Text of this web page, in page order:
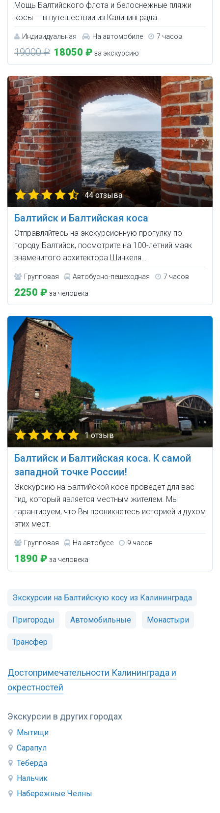
Экскурсии в других городах
Мытищи
Сарапул
Теберда
Нальчик
Набережные Челны
Мощь Балтийского флота и белоснежные пляжи
косы — в путешествии из Калининграда.
Индивидуальная На автомобиле 7 часов
19000 ₽ 18050 ₽ за экскурсию
44 отзыва
Балтийск и Балтийская коса
Отправляйтесь на экскурсионную прогулку по
городу Балтийск, посмотрите на 100-летний маяк
знаменитого архитектора Шинкеля…
Групповая Автобусно-пешеходная 7 часов
2250 ₽ за человека
1 отзыв
Балтийск и Балтийская коса. К самой
западной точке России!
Экскурсию на Балтийской косе проведет для вас
гид, который является местным жителем. Мы
гарантируем, что Вы проникнетесь историей и духом
этих мест.
Групповая На автобусе 9 часов
1890 ₽ за человека
Экскурсии на Балтийскую косу из Калининграда
Пригороды Автомобильные Монастыри
Трансфер
Достопримечательности Калининграда и
окрестностей